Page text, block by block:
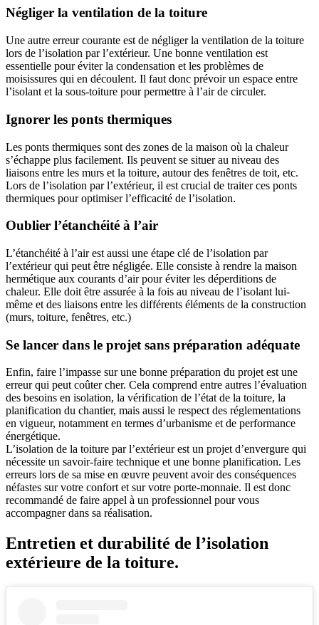
Négliger la ventilation de la toiture
Une autre erreur courante est de négliger la ventilation de la toiture
lors de l’isolation par l’extérieur. Une bonne ventilation est
essentielle pour éviter la condensation et les problèmes de
moisissures qui en découlent. Il faut donc prévoir un espace entre
l’isolant et la sous-toiture pour permettre à l’air de circuler.
Ignorer les ponts thermiques
Les ponts thermiques sont des zones de la maison où la chaleur
s’échappe plus facilement. Ils peuvent se situer au niveau des
liaisons entre les murs et la toiture, autour des fenêtres de toit, etc.
Lors de l’isolation par l’extérieur, il est crucial de traiter ces ponts
thermiques pour optimiser l’efficacité de l’isolation.
Oublier l’étanchéité à l’air
L’étanchéité à l’air est aussi une étape clé de l’isolation par
l’extérieur qui peut être négligée. Elle consiste à rendre la maison
hermétique aux courants d’air pour éviter les déperditions de
chaleur. Elle doit être assurée à la fois au niveau de l’isolant lui-
même et des liaisons entre les différents éléments de la construction
(murs, toiture, fenêtres, etc.)
Se lancer dans le projet sans préparation adéquate
Enfin, faire l’impasse sur une bonne préparation du projet est une
erreur qui peut coûter cher. Cela comprend entre autres l’évaluation
des besoins en isolation, la vérification de l’état de la toiture, la
planification du chantier, mais aussi le respect des réglementations
en vigueur, notamment en termes d’urbanisme et de performance
énergétique.
L’isolation de la toiture par l’extérieur est un projet d’envergure qui
nécessite un savoir-faire technique et une bonne planification. Les
erreurs lors de sa mise en œuvre peuvent avoir des conséquences
néfastes sur votre confort et sur votre porte-monnaie. Il est donc
recommandé de faire appel à un professionnel pour vous
accompagner dans sa réalisation.
Entretien et durabilité de l’isolation
extérieure de la toiture.